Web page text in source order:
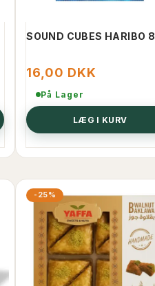
SOUND CUBES HARIBO
16,00 DKK
På Lager
LÆG I KURV
-25%